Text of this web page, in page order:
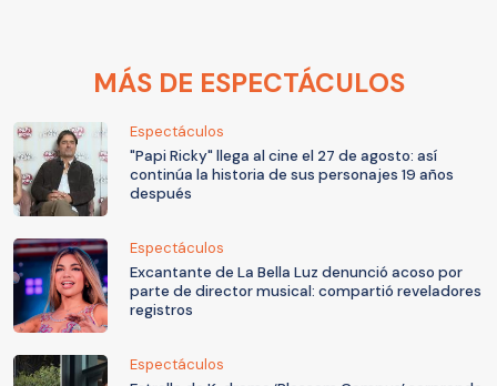
MÁS DE ESPECTÁCULOS
Espectáculos
"Papi Ricky" llega al cine el 27 de agosto: así
continúa la historia de sus personajes 19 años
después
Espectáculos
Excantante de La Bella Luz denunció acoso por
parte de director musical: compartió reveladores
registros
Espectáculos